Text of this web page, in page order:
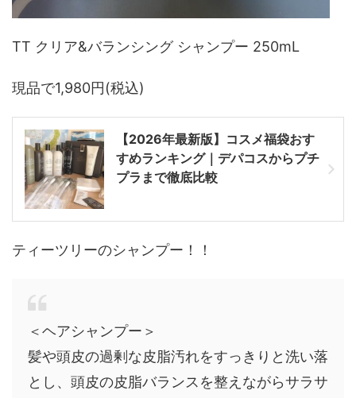
TT クリア&バランシング シャンプー 250mL
現品で1,980円(税込)
【2026年最新版】コスメ福袋おす
すめランキング｜デパコスからプチ
プラまで徹底比較
ティーツリーのシャンプー！！
＜ヘアシャンプー＞
髪や頭皮の過剰な皮脂汚れをすっきりと洗い落
とし、頭皮の皮脂バランスを整えながらサラサ